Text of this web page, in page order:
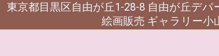
東京都目黒区自由が丘1-28-8 自由が丘デ
絵画販売 ギャラリー小